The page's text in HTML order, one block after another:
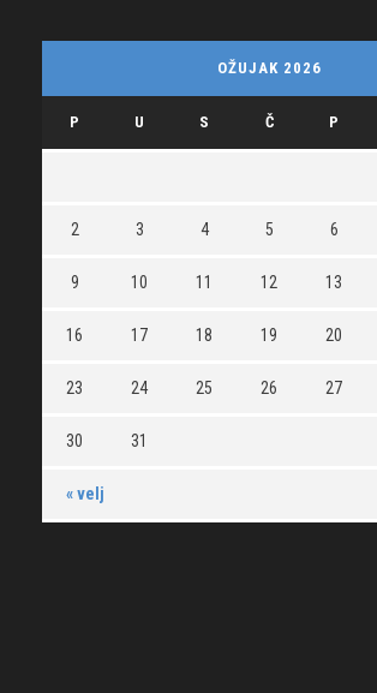
OŽUJAK 2026
P U S Č P
« velj
2 3 4 5 6
9 10 11 12 13
16 17 18 19 20
23 24 25 26 27
30 31